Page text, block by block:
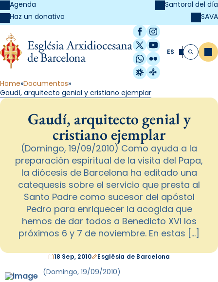
Agenda
Haz un donativo
Santoral del día
SAVA
Facebook
Instagram
X / Twitter
YouTube
WhatsApp
Flickr
Radio Estel
Catalunya
ES Buscar
Home Documentos
Gaudí, arquitecto genial y cristiano ejemplar
Gaudí, arquitecto genial y
cristiano ejemplar
(Domingo, 19/09/2010) Como ayuda a la
preparación espiritual de la visita del Papa,
la diócesis de Barcelona ha editado una
catequesis sobre el servicio que presta al
Santo Padre como sucesor del apóstol
Pedro para enriquecer la acogida que
hemos de dar todos a Benedicto XVI los
próximos 6 y 7 de noviembre. En estas […]
18 Sep, 2010 Església de Barcelona
(Domingo, 19/09/2010)